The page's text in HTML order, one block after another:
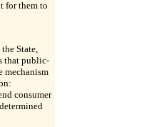
for them to
State,
that public-
mechanism
consumer